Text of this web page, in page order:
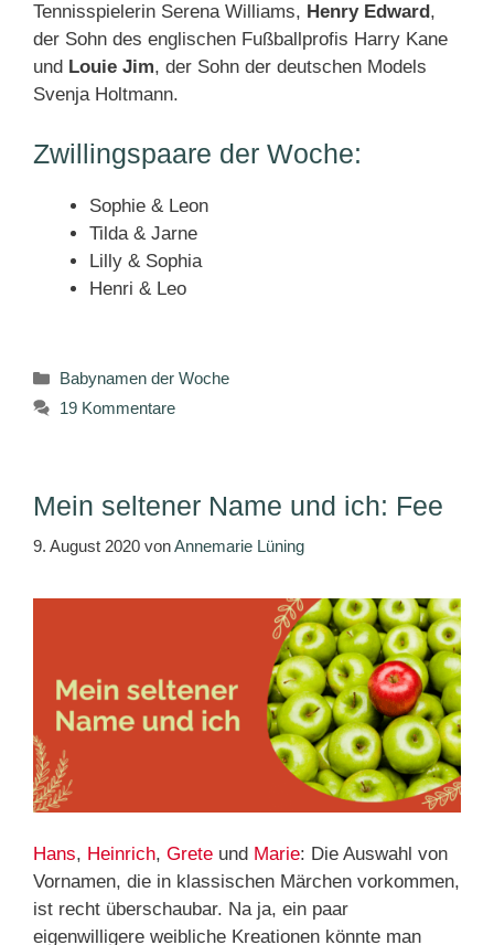
Tennisspielerin Serena Williams, Henry Edward,
der Sohn des englischen Fußballprofis Harry Kane
und Louie Jim, der Sohn der deutschen Models
Svenja Holtmann.
Zwillingspaare der Woche:
Sophie & Leon
Tilda & Jarne
Lilly & Sophia
Henri & Leo
Kategorien
Babynamen der Woche
19 Kommentare
Mein seltener Name und ich: Fee
9. August 2020 vonAnnemarie Lüning
Hans, Heinrich, Grete und Marie: Die Auswahl von
Vornamen, die in klassischen Märchen vorkommen,
ist recht überschaubar. Na ja, ein paar
eigenwilligere weibliche Kreationen könnte man